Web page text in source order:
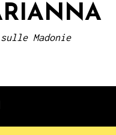
Madonie